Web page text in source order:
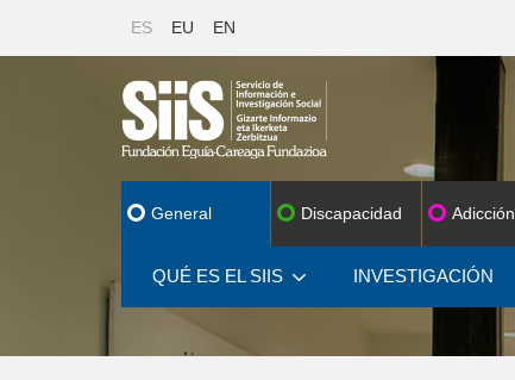
ES EU EN
General
QUÉ ES EL SIIS INVESTIGACIÓN
Discapacidad Adicción